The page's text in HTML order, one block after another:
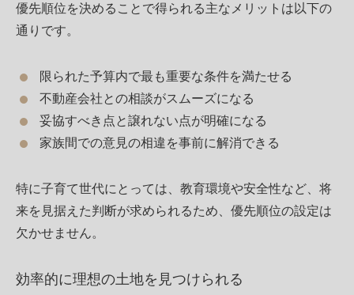
優先順位を決めることで得られる主なメリットは以下の
通りです。
限られた予算内で最も重要な条件を満たせる
不動産会社との相談がスムーズになる
妥協すべき点と譲れない点が明確になる
家族間での意見の相違を事前に解消できる
特に子育て世代にとっては、教育環境や安全性など、将
来を見据えた判断が求められるため、優先順位の設定は
欠かせません。
効率的に理想の土地を見つけられる